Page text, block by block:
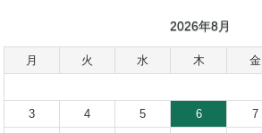
2026年8月
月 火 水 木 金
3
4 5 6 7